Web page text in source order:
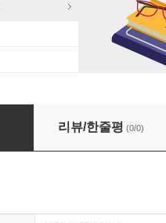
리뷰/한줄평 (0/0)